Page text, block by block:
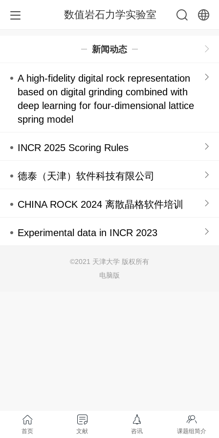
数值岩石力学实验室
新闻动态
A high-fidelity digital rock representation
based on digital grinding combined with
deep learning for four-dimensional lattice
spring model
INCR 2025 Scoring Rules
德泰（天津）软件科技有限公司
CHINA ROCK 2024 离散晶格软件培训
Experimental data in INCR 2023
©2021 天津大学 版权所有
电脑版
首页 文献 咨讯 课题组简介